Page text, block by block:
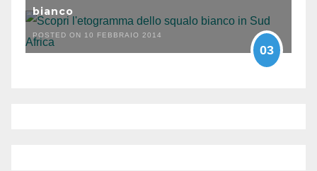
bianco
POSTED ON 10 FEBBRAIO 2014
03